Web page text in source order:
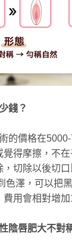
錢？
的價格在
覺得摩擦，不
切除以後切
色澤，可以把
用會相對增加
陰唇肥大不對